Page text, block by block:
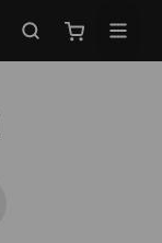
Store
Mój koszyk